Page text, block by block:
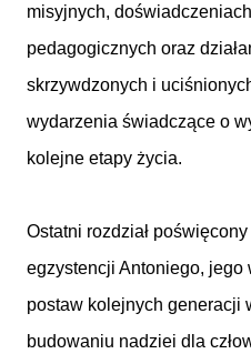
misyjnych,
pedagogicznych oraz
skrzywdzonych i
wydarzenia świadczące o
kolejne etapy życia.
Ostatni rozdział
egzystencji Antoniego, jego
postaw kolejnych generacji
budowaniu nadziei dla